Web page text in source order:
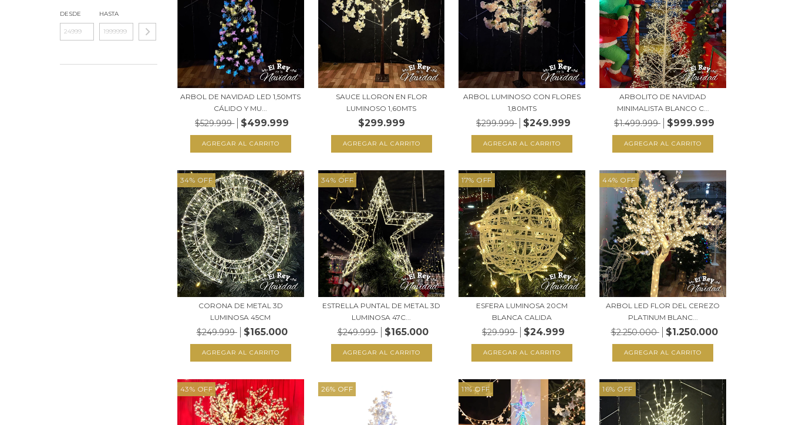
DESDE HASTA
ARBOL DE NAVIDAD LED 1,50MTS
CÁLIDO Y MU...
$529.999 $499.999
SAUCE LLORON EN FLOR
LUMINOSO 1,60MTS
$299.999
ARBOL LUMINOSO CON FLORES
1,80MTS
$299.999 $249.999
ARBOLITO DE NAVIDAD
MINIMALISTA BLANCO C...
$1.499.999 $999.999
34% OFF
CORONA DE METAL 3D
LUMINOSA 45CM
$249.999 $165.000
34% OFF
ESTRELLA PUNTAL DE METAL 3D
LUMINOSA 47C...
$249.999 $165.000
17% OFF
ESFERA LUMINOSA 20CM
BLANCA CALIDA
$29.999 $24.999
44% OFF
ARBOL LED FLOR DEL CEREZO
PLATINUM BLANC...
$2.250.000 $1.250.000
43% OFF 26% OFF 11%OFF 16% OFF